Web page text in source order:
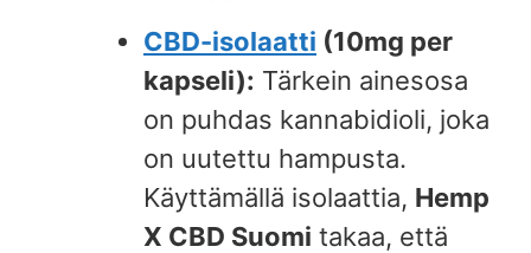
CBD-isolaatti (10mg per
kapseli): Tärkein ainesosa
on puhdas kannabidioli, joka
on uutettu hampusta.
Käyttämällä isolaattia, Hemp
X CBD Suomi takaa, että